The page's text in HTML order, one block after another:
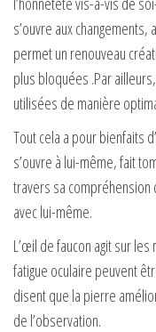
s’ouvre aux
permet un renouveau
plus bloquées .Par
utilisées de manière
Tout cela a pour bienfaits
s’ouvre à lui-même, fait
travers sa compréhension
avec lui-même.
L’œil de faucon agit sur
fatigue oculaire peuvent
disent que la pierre
de l’observation.